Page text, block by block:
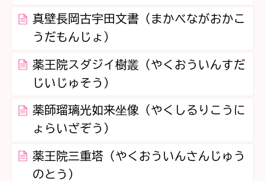
真壁長岡古宇田文書（まかべながおかこ
うだもんじょ）
薬王院スダジイ樹叢（やくおういんすだ
じいじゅそう）
薬師瑠璃光如来坐像（やくしるりこうに
ょらいざぞう）
薬王院三重塔（やくおういんさんじゅう
のとう）